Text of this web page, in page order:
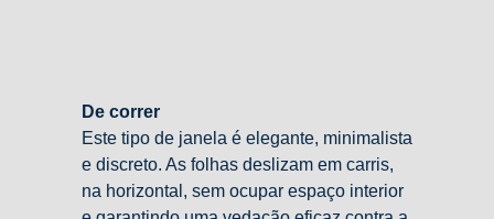
De correr
Este tipo de janela é elegante, minimalista
e discreto. As folhas deslizam em carris,
na horizontal, sem ocupar espaço interior